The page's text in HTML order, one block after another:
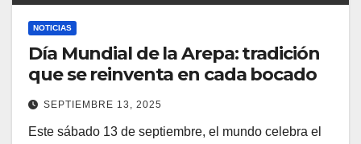
NOTICIAS
Día Mundial de la Arepa: tradición
que se reinventa en cada bocado
SEPTIEMBRE 13, 2025
Este sábado 13 de septiembre, el mundo celebra el